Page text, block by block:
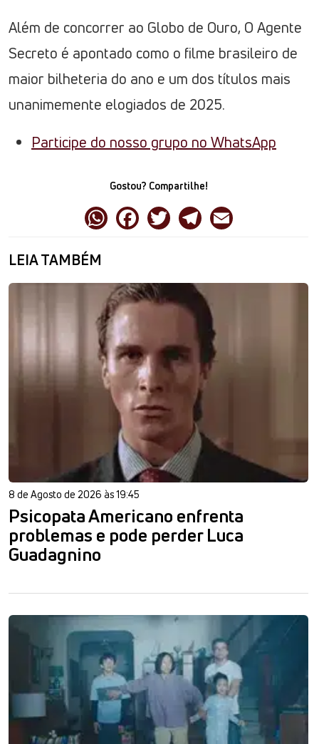
Além de concorrer ao Globo de Ouro, O Agente
Secreto é apontado como o filme brasileiro de
maior bilheteria do ano e um dos títulos mais
unanimemente elogiados de 2025.
Participe do nosso grupo no WhatsApp
Gostou? Compartilhe!
LEIA TAMBÉM
8 de Agosto de 2026 às 19:45
Psicopata Americano enfrenta
problemas e pode perder Luca
Guadagnino